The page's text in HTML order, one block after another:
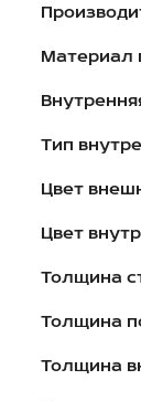
Материал
Тип
Цвет
Цвет
Толщина
Толщина
Толщина